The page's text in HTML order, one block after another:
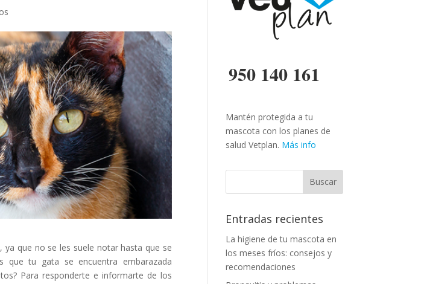
ya que no se les suele notar hasta que se
tu gata se encuentra embarazada
Para responderte e informarte de los
950 140 161
Mantén protegida a tu
mascota con los planes de
salud Vetplan. Más info
Entradas recientes
La higiene de tu mascota en
los meses fríos: consejos y
recomendaciones